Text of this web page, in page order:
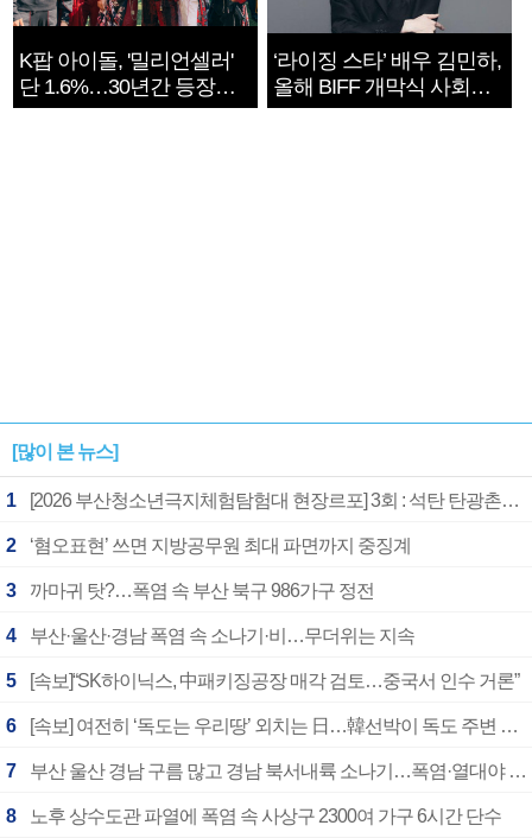
K팝 아이돌, '밀리언셀러'
단 1.6%…30년간 등장
1182개팀 전수조사
‘라이징 스타’ 배우 김민하,
올해 BIFF 개막식 사회자
확정
[많이 본 뉴스]
1 [2026 부산청소년극지체험탐험대 현장르포] 3회 : 석탄 탄광촌에서 북극 연구의 중심지로
2 ‘혐오표현’ 쓰면 지방공무원 최대 파면까지 중징계
3 까마귀 탓?…폭염 속 부산 북구 986가구 정전
4 부산·울산·경남 폭염 속 소나기·비…무더위는 지속
5 [속보]“SK하이닉스, 中패키징공장 매각 검토…중국서 인수 거론”
6 [속보] 여전히 ‘독도는 우리땅’ 외치는 日…韓선박이 독도 주변 해양조사 활동하자 반발
7 부산 울산 경남 구름 많고 경남 북서내륙 소나기…폭염·열대야 계속
8 노후 상수도관 파열에 폭염 속 사상구 2300여 가구 6시간 단수